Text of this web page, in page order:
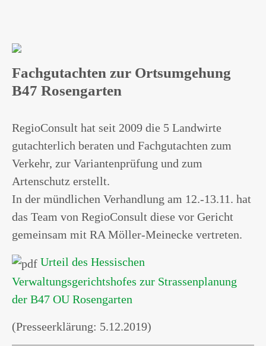
Fachgutachten zur Ortsumgehung
B47 Rosengarten
RegioConsult hat seit 2009 die 5 Landwirte
gutachterlich beraten und Fachgutachten zum
Verkehr, zur Variantenprüfung und zum
Artenschutz erstellt.
In der mündlichen Verhandlung am 12.-13.11. hat
das Team von RegioConsult diese vor Gericht
gemeinsam mit RA Möller-Meinecke vertreten.
Urteil des Hessischen
Verwaltungsgerichtshofes zur Strassenplanung
der B47 OU Rosengarten
(Presseerklärung: 5.12.2019)